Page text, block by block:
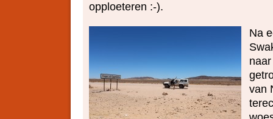
opploeteren :-).
Na
van